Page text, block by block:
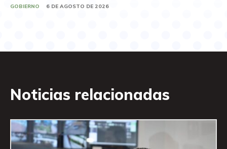
GOBIERNO 6 DE AGOSTO DE 2026
Noticias relacionadas